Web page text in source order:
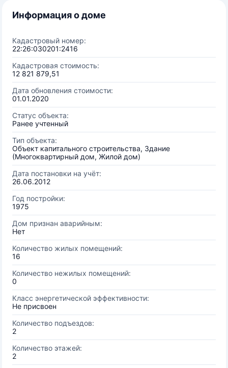
Информация о доме
Кадастровый номер:
22:26:030201:2416
Кадастровая стоимость:
12 821 879,51
Дата обновления стоимости:
01.01.2020
Статус объекта:
Ранее учтенный
Тип объекта:
Объект капитального строительства, Здание
(Многоквартирный дом, Жилой дом)
Дата постановки на учёт:
26.06.2012
Год постройки:
1975
Дом признан аварийным:
Нет
Количество жилых помещений:
16
Количество нежилых помещений:
0
Класс энергетической эффективности:
Не присвоен
Количество подъездов:
2
Количество этажей:
2